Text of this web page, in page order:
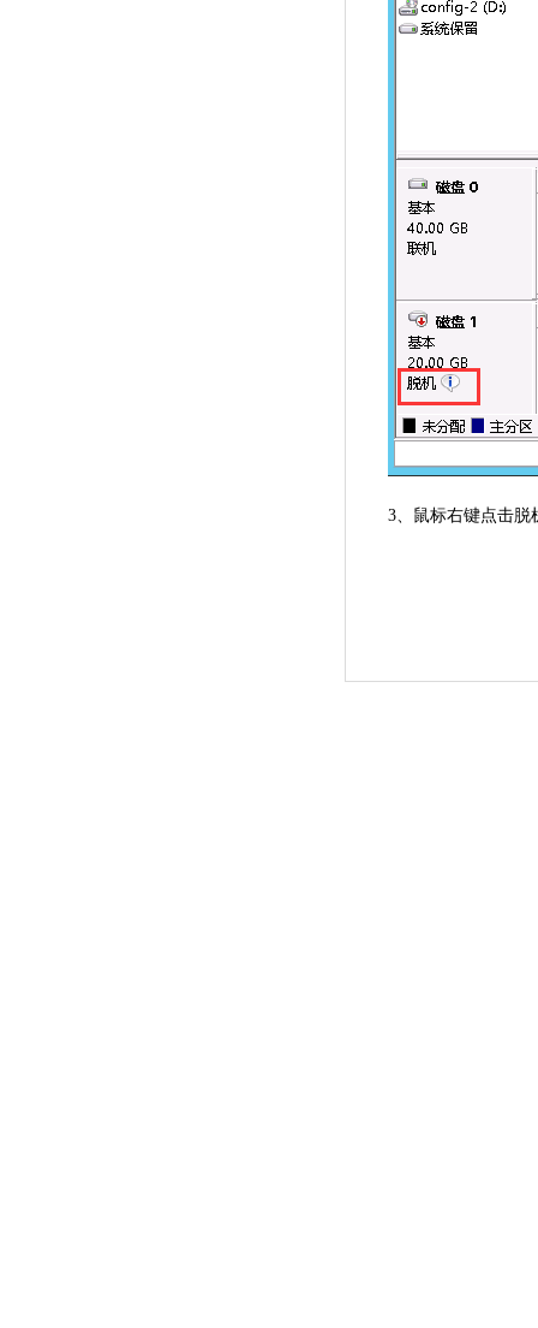
3、 鼠标右键点击脱